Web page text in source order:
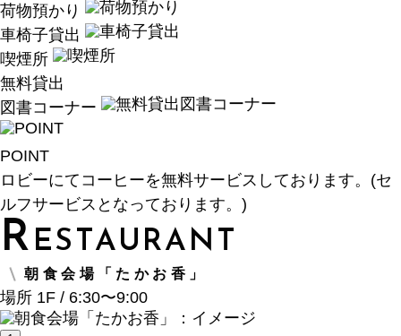
荷物預かり
車椅子貸出
喫煙所
無料貸出
図書コーナー
POINT
ロビーにてコーヒーを無料サービスしております。(セ
ルフサービスとなっております。)
R ESTAURANT
朝食会場「たかお香」
場所 1F / 6:30〜9:00